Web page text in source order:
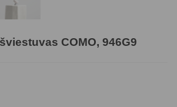
COMO, 946G9